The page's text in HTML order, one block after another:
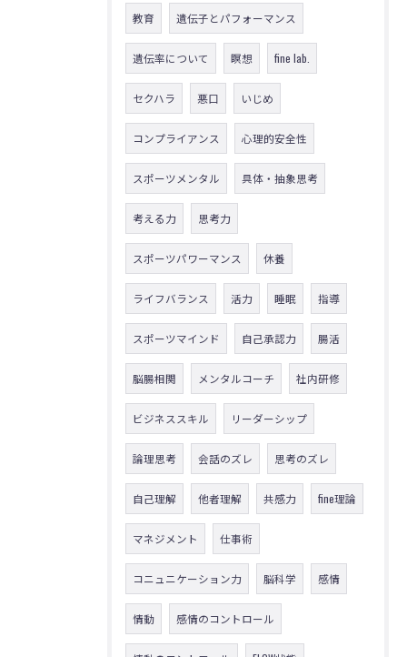
教育 遺伝子とパフォーマンス
遺伝率について 瞑想 fine lab.
セクハラ 悪口 いじめ
コンプライアンス 心理的安全性
スポーツメンタル 具体・抽象思考
考える力 思考力
スポーツパワーマンス 休養
ライフバランス 活力 睡眠 指導
スポーツマインド 自己承認力 腸活
脳腸相関 メンタルコーチ 社内研修
ビジネススキル リーダーシップ
論理思考 会話のズレ 思考のズレ
自己理解 他者理解 共感力 fine理論
マネジメント 仕事術
コニュニケーション力 脳科学 感情
情動 感情のコントロール